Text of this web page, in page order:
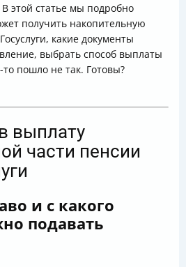
этой статье мы подробно
получить накопительную
какие документы
выбрать способ выплаты
пошло не так. Готовы?
выплату
части пенсии
и с какого
подавать